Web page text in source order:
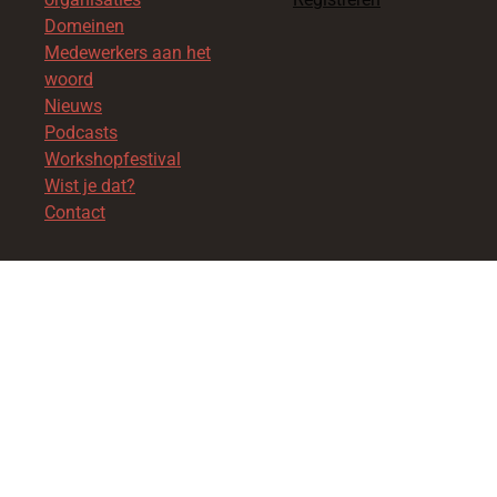
Domeinen
Medewerkers aan het
woord
Nieuws
Podcasts
Workshopfestival
Wist je dat?
Contact